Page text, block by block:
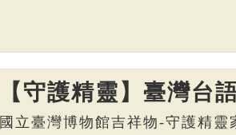
【守護精靈】臺灣台
國立臺灣博物館吉祥物-守護精